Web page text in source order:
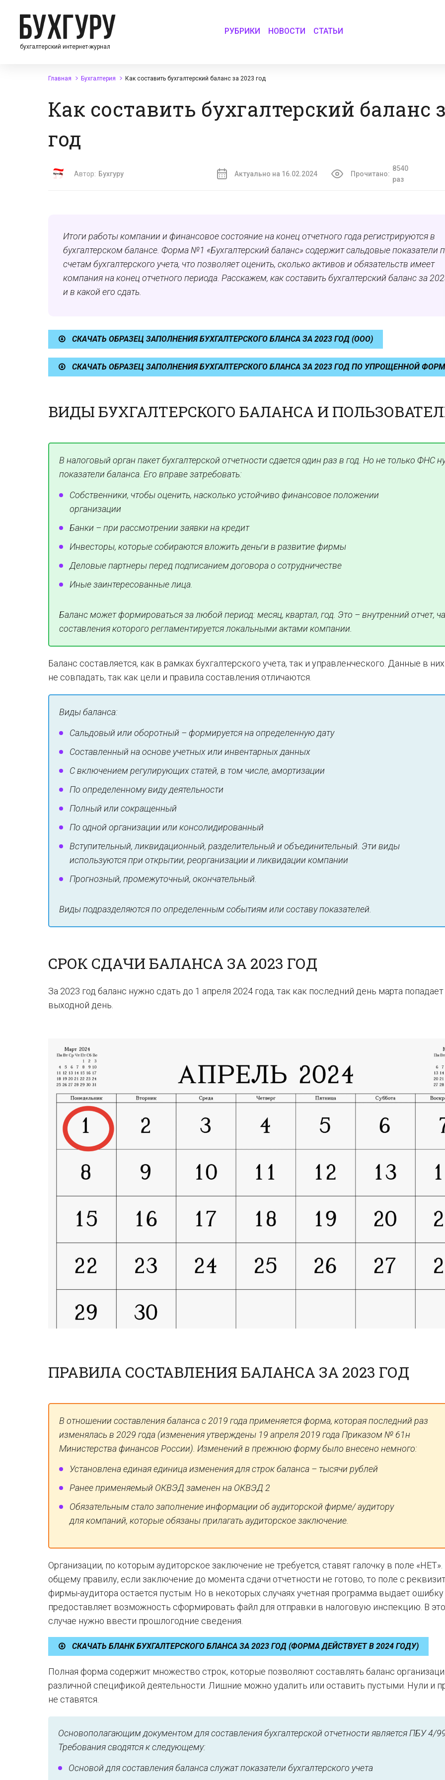
бухгалтерский интернет-журнал
РУБРИКИ НОВОСТИ СТАТЬИ
Главная Бухгалтерия Как составить бухгалтерский баланс за 2023 год
Как составить бухгалтерский баланс
год
Автор: Бухгуру Актуально на 16.02.2024 Прочитано:
8540
раз
Итоги работы компании и финансовое состояние на конец отчетного года регистрируются в
бухгалтерском балансе. Форма №1 «Бухгалтерский баланс» содержит сальдовые показатели
счетам бухгалтерского учета, что позволяет оценить, сколько активов и обязательств имеет
компания на конец отчетного периода. Расскажем, как составить бухгалтерский баланс за
и в какой его сдать.
СКАЧАТЬ ОБРАЗЕЦ ЗАПОЛНЕНИЯ БУХГАЛТЕРСКОГО БЛАНСА ЗА 2023 ГОД (ООО)
СКАЧАТЬ ОБРАЗЕЦ ЗАПОЛНЕНИЯ БУХГАЛТЕРСКОГО БЛАНСА ЗА 2023 ГОД ПО УПРОЩЕННОЙ
ВИДЫ БУХГАЛТЕРСКОГО БАЛАНСА И
В налоговый орган пакет бухгалтерской отчетности сдается один раз в год. Но не только ФНС
показатели баланса. Его вправе затребовать:
Собственники, чтобы оценить, насколько устойчиво финансовое положении
организации
Банки – при рассмотрении заявки на кредит
Инвесторы, которые собираются вложить деньги в развитие фирмы
Деловые партнеры перед подписанием договора о сотрудничестве
Иные заинтересованные лица.
Баланс может формироваться за любой период: месяц, квартал, год. Это – внутренний отчет,
составления которого регламентируется локальными актами компании.
Баланс составляется, как в рамках бухгалтерского учета, так и управленческого. Данные в
не совпадать, так как цели и правила составления отличаются.
Виды баланса:
Сальдовый или оборотный – формируется на определенную дату
Составленный на основе учетных или инвентарных данных
С включением регулирующих статей, в том числе, амортизации
По определенному виду деятельности
Полный или сокращенный
По одной организации или консолидированный
Вступительный, ликвидационный, разделительный и объединительный. Эти виды
используются при открытии, реорганизации и ликвидации компании
Прогнозный, промежуточный, окончательный.
Виды подразделяются по определенным событиям или составу показателей.
СРОК СДАЧИ БАЛАНСА ЗА 2023 ГОД
За 2023 год баланс нужно сдать до 1 апреля 2024 года, так как последний день марта попадает
выходной день.
ПРАВИЛА СОСТАВЛЕНИЯ БАЛАНСА ЗА 2023 ГОД
В отношении составления баланса с 2019 года применяется форма, которая последний раз
изменялась в 2029 года (изменения утверждены 19 апреля 2019 года Приказом № 61н
Министерства финансов России). Изменений в прежнюю форму было внесено немного:
Установлена единая единица изменения для строк баланса – тысячи рублей
Ранее применяемый ОКВЭД заменен на ОКВЭД 2
Обязательным стало заполнение информации об аудиторской фирме/ аудитору
для компаний, которые обязаны прилагать аудиторское заключение.
Организации, по которым аудиторское заключение не требуется, ставят галочку в поле
общему правилу, если заключение до момента сдачи отчетности не готово, то поле с
фирмы-аудитора остается пустым. Но в некоторых случаях учетная программа выдает ошибку
предоставляет возможность сформировать файл для отправки в налоговую инспекцию. В
случае нужно ввести прошлогодние сведения.
СКАЧАТЬ БЛАНК БУХГАЛТЕРСКОГО БЛАНСА ЗА 2023 ГОД (ФОРМА ДЕЙСТВУЕТ В 2024 ГОДУ)
Полная форма содержит множество строк, которые позволяют составлять баланс
различной спецификой деятельности. Лишние можно удалить или оставить пустыми. Нули и
не ставятся.
Основополагающим документом для составления бухгалтерской отчетности является ПБУ 4/
Требования сводятся к следующему:
Основой для составления баланса служат показатели бухгалтерского учета